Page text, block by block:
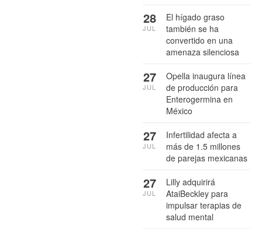
El hígado graso
también se ha
convertido en una
amenaza silenciosa
28
JUL
Opella inaugura línea
de producción para
Enterogermina en
México
27
JUL
Infertilidad afecta a
más de 1.5 millones
de parejas mexicanas
27
JUL
Lilly adquirirá
AtaiBeckley para
impulsar terapias de
salud mental
27
JUL